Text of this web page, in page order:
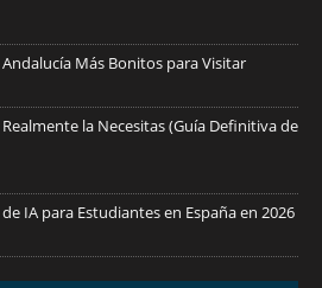
Más Bonitos para Visitar
la Necesitas (Guía Definitiva de
IA para Estudiantes en España en 2026